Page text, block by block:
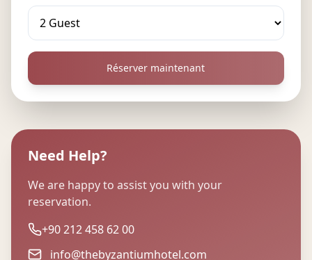
Réserver maintenant
Need Help?
We are happy to assist you with your
reservation.
+90 212 458 62 00
info@thebyzantiumhotel.com